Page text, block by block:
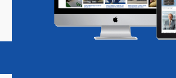
Magazine Podcasts